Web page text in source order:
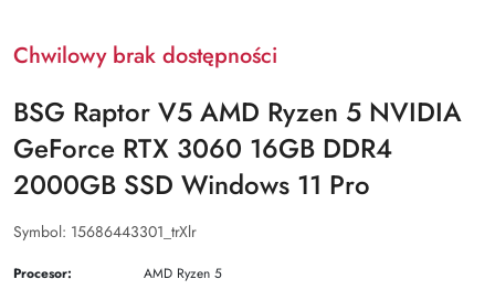
Chwilowy brak dostępności
BSG Raptor V5 AMD Ryzen 5 NVIDIA
GeForce RTX 3060 16GB DDR4
2000GB SSD Windows 11 Pro
Symbol: 15686443301_trXlr
Procesor:
AMD Ryzen 5